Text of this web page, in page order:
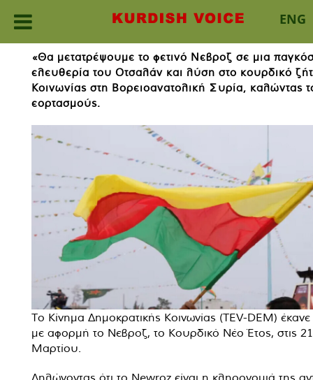
ENG
content
«Θα μετατρέψουμε το φετινό Νεβροζ σε μια
ελευθερία του Οτσαλάν και λύση στο κουρδικό
Κοινωνίας στη Βορειοανατολική Συρία, καλώντας
εορτασμούς.
Το Κίνημα Δημοκρατικής Κοινωνίας (TEV-DEM)
με αφορμή το Νεβροζ, το Κουρδικό Νέο Έτος, στις 21
Μαρτίου.
Δηλώνοντας ότι το Newroz είναι η κληρονομιά της